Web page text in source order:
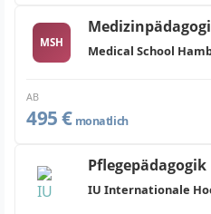
MSH
Medical School
AB
495 € monatlich
Pflegepädagogik
IU Internationale